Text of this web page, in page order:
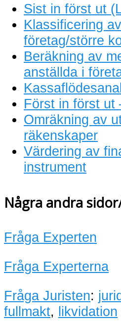
Sist in först ut
Klassificering
företag/större
Beräkning av
anställda i
Först in först ut
Omräkning av
räkenskaper
Värdering av
instrument
Några andra
Fråga Experten
Fråga Experterna
Fråga Juristen:
fullmakt, likvidation